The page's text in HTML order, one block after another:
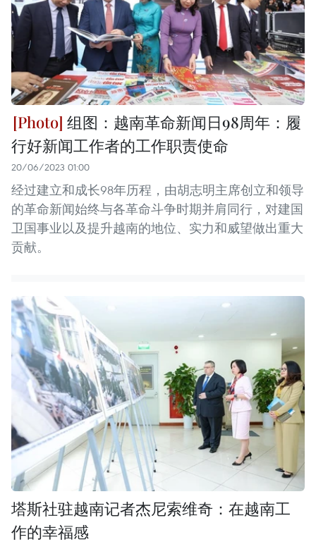
组图：越南革命新闻日98周年：履
行好新闻工作者的工作职责使命
20/06/2023 01:00
经过建立和成长98年历程，由胡志明主席创立和领导
的革命新闻始终与各革命斗争时期并肩同行，对建国
卫国事业以及提升越南的地位、实力和威望做出重大
贡献。
塔斯社驻越南记者杰尼索维奇：在越南工
作的幸福感